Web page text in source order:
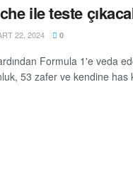
ile teste
22, 2024 0
Formula 1'e veda
53 zafer ve kendine has